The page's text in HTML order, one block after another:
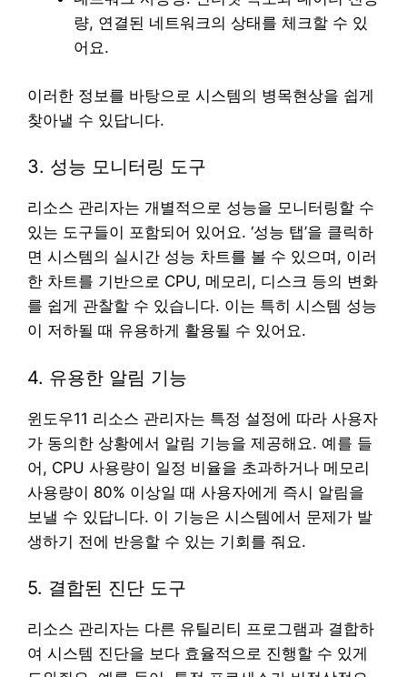
량, 연결된 네트워크의 상태를 체크할 수 있
어요.
이러한 정보를 바탕으로 시스템의 병목현상을 쉽게
찾아낼 수 있답니다.
3. 성능 모니터링 도구
리소스 관리자는 개별적으로 성능을 모니터링할 수
있는 도구들이 포함되어 있어요. ‘성능 탭’을 클릭하
면 시스템의 실시간 성능 차트를 볼 수 있으며, 이러
한 차트를 기반으로 CPU, 메모리, 디스크 등의 변화
를 쉽게 관찰할 수 있습니다. 이는 특히 시스템 성능
이 저하될 때 유용하게 활용될 수 있어요.
4. 유용한 알림 기능
윈도우11 리소스 관리자는 특정 설정에 따라 사용자
가 동의한 상황에서 알림 기능을 제공해요. 예를 들
어, CPU 사용량이 일정 비율을 초과하거나 메모리
사용량이 80% 이상일 때 사용자에게 즉시 알림을
보낼 수 있답니다. 이 기능은 시스템에서 문제가 발
생하기 전에 반응할 수 있는 기회를 줘요.
5. 결합된 진단 도구
리소스 관리자는 다른 유틸리티 프로그램과 결합하
여 시스템 진단을 보다 효율적으로 진행할 수 있게